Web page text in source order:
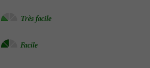
Très facile
Facile